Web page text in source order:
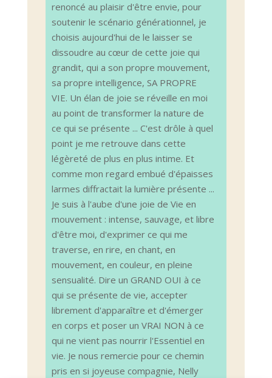
renoncé au plaisir d'être envie, pour
soutenir le scénario générationnel, je
choisis aujourd'hui de le laisser se
dissoudre au cœur de cette joie qui
grandit, qui a son propre mouvement,
sa propre intelligence, SA PROPRE
VIE. Un élan de joie se réveille en moi
au point de transformer la nature de
ce qui se présente ... C'est drôle à quel
point je me retrouve dans cette
légèreté de plus en plus intime. Et
comme mon regard embué d'épaisses
larmes diffractait la lumière présente ...
Je suis à l'aube d'une joie de Vie en
mouvement : intense, sauvage, et libre
d'être moi, d'exprimer ce qui me
traverse, en rire, en chant, en
mouvement, en couleur, en pleine
sensualité. Dire un GRAND OUI à ce
qui se présente de vie, accepter
librement d'apparaître et d'émerger
en corps et poser un VRAI NON à ce
qui ne vient pas nourrir l'Essentiel en
vie. Je nous remercie pour ce chemin
pris en si joyeuse compagnie, Nelly